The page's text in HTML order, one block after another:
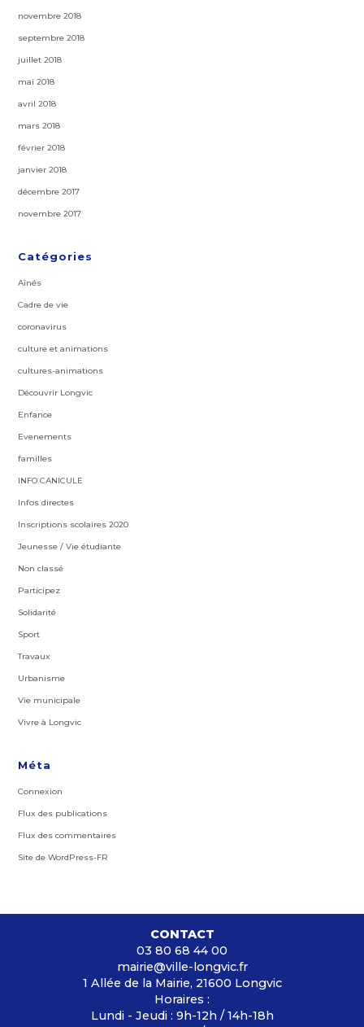
novembre 2018
septembre 2018
juillet 2018
mai 2018
avril 2018
mars 2018
février 2018
janvier 2018
décembre 2017
novembre 2017
Catégories
Aînés
Cadre de vie
coronavirus
culture et animations
cultures-animations
Découvrir Longvic
Enfance
Evenements
familles
INFO CANICULE
Infos directes
Inscriptions scolaires 2020
Jeunesse / Vie étudiante
Non classé
Participez
Solidarité
Sport
Travaux
Urbanisme
Vie municipale
Vivre à Longvic
Méta
Connexion
Flux des publications
Flux des commentaires
Site de WordPress-FR
CONTACT
03 80 68 44 00
mairie@ville-longvic.fr
1 Allée de la Mairie, 21600 Longvic
Horaires :
Lundi - Jeudi : 9h-12h / 14h-18h